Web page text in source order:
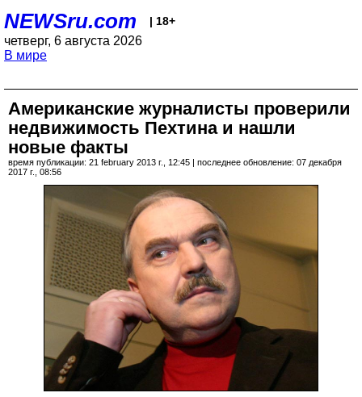
NEWSru.com | 18+
четверг, 6 августа 2026
В мире
Американские журналисты проверили
недвижимость Пехтина и нашли
новые факты
время публикации: 21 february 2013 г., 12:45 | последнее обновление: 07 декабря
2017 г., 08:56